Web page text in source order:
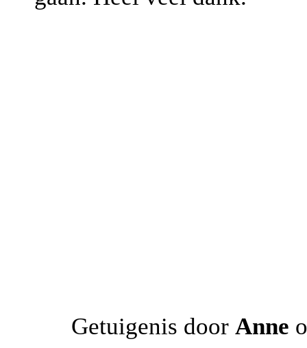
Getuigenis door Anne